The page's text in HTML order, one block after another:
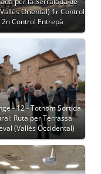
Oriental) 1r Control
2n Control Entrepà
- 12 - Tothom Sortida
Ruta per Terrassa
(Vallès Occidental)